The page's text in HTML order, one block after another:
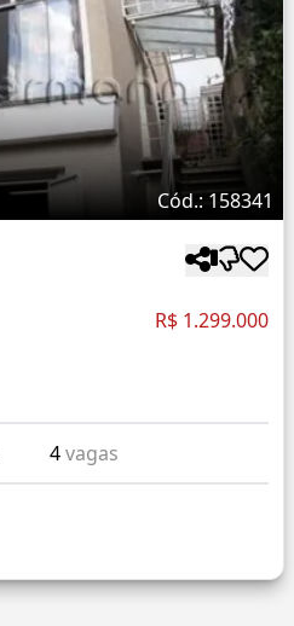
Cód.: 158341
R$ 1.299.000
4vagas